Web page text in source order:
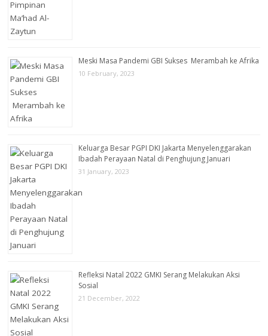
Meski Masa Pandemi GBI Sukses Merambah ke Afrika
10 February, 2023
Keluarga Besar PGPI DKI Jakarta Menyelenggarakan
Ibadah Perayaan Natal di Penghujung Januari
31 January, 2023
Refleksi Natal 2022 GMKI Serang Melakukan Aksi
Sosial
21 December, 2022